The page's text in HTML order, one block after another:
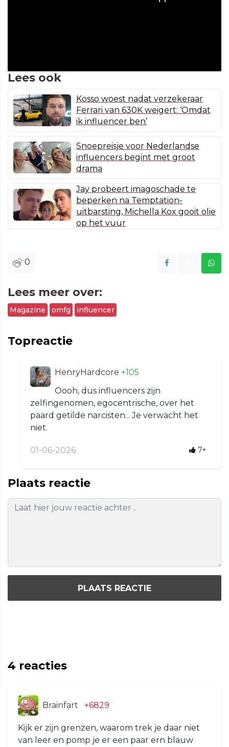
Lees ook
Kosso woest nadat verzekeraar
Ferrari van 630K weigert: ‘Omdat
ik influencer ben’
Snoepreisje voor Nederlandse
influencers begint met groot
drama
Jay probeert imagoschade te
beperken na Temptation-
uitbarsting, Michella Kox gooit olie
op het vuur
0
Lees meer over:
Magazine omfg influencer
Topreactie
HenryHardcore +105
Oooh, dus influencers zijn
zelfingenomen, egocentrische, over het
paard getilde narcisten... Je verwacht het
niet.
01-06-2026 7+
Plaats reactie
PLAATS REACTIE
4 reacties
Brainfart +6829
Kijk er zijn grenzen, waarom trek je daar niet
van leer en pomp je er een paar ern blauw